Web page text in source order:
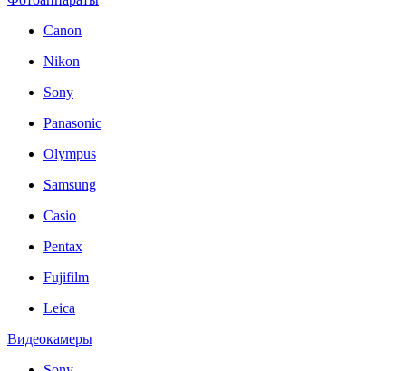
Canon
Nikon
Sony
Panasonic
Olympus
Samsung
Casio
Pentax
Fujifilm
Leica
Видеокамеры